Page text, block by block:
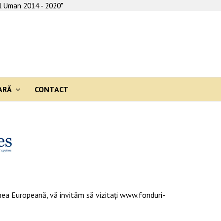
2014 - 2020"
CONTACT
Europeană, vă invităm să vizitaţi www.fonduri-